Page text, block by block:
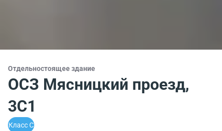
Отдельностоящее здание
ОСЗ Мясницкий проезд,
3С1
Класс C